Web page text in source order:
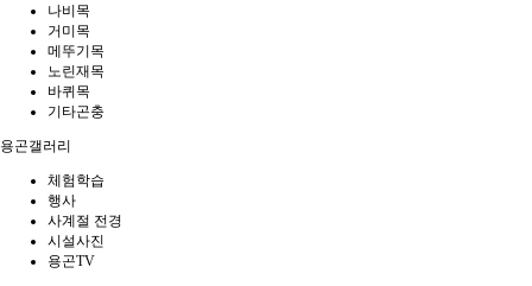
나비목
거미목
메뚜기목
노린재목
바퀴목
기타곤충
용곤갤러리
체험학습
행사
사계절 전경
시설사진
용곤TV